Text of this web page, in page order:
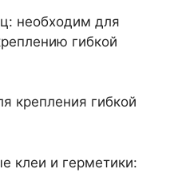
необходим для
гибкой
крепления гибкой
клеи и герметики: